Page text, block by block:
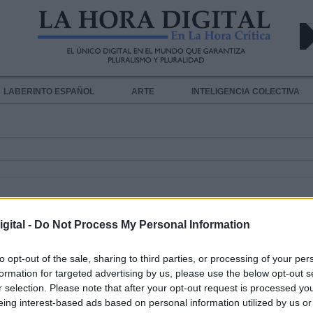
- Do Not Process My Personal Information
opt-out of the sale, sharing to third parties, or processing of your
for targeted advertising by us, please use the below opt-out
selection. Please note that after your opt-out request is processed
interest-based ads based on personal information utilized by us
LABERINTO ESPAÑOL ARTE INTELIGENCIA COLECTIVA
Las mujeres, protagonistas de los
premios Planeta 2018